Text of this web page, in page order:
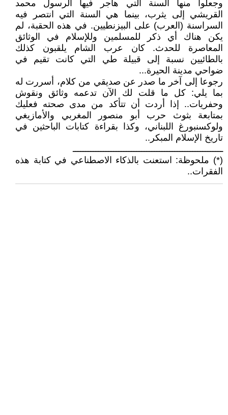
وجعلوا منها السنة التي هاجر فيها الرسول محمد
القريشي إلى يثرب، بينما هي السنة التي انتصر فيه
السراسنة (العرب) على البيزنطيين. في هذه الحقبة، لم
يكن هناك أي ذكر للمسلمين وللإسلام في الوثائق
المعاصرة للحدث. كان عرب الشام يلقبون كذلك
بالطائيين نسبة إلى قبيلة طي التي كانت تقيم في
ضواحي مدينة الحيرة...
رجوعا إلى آخر ما صدر عن صديقي من كلام، أسررت له
بما يلي: كل ما قلت لك الآن تدعمه وثائق ونقوش
وحفريات.. إذا أردت أن تتأكد من مدى صحته فعليك
بمتابعة بثوث حرب أبو منصور المغربي والأمازيغي
ولوكسنبورغ اللبناني، وكذا بقراءة كتابات الباحثين في
تاريخ الإسلام المبكر..
ـــــــــــــــــــــــــــــــــــــــــــــــــــــــــــ
(*) ملحوظة: استعنت بالذكاء الاصطناعي في كتابة هذه
الفقرات..